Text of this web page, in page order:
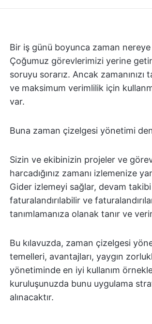
Bir iş günü boyunca zaman
Çoğumuz görevlerimizi yerine
soruyu sorarız. Ancak zamanınızı
ve maksimum verimlilik için
var.
Buna zaman çizelgesi yönetimi
Sizin ve ekibinizin projeler ve
harcadığınız zamanı izlemenize
Gider izlemeyi sağlar, devam
faturalandırılabilir ve
tanımlamanıza olanak tanır ve
Bu kılavuzda, zaman çizelgesi
temelleri, avantajları, yaygın
yönetiminde en iyi kullanım
kuruluşunuzda bunu uygulama
alınacaktır.